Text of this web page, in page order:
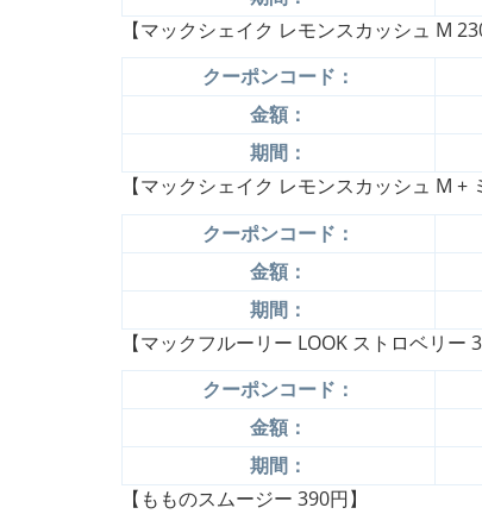
【マックシェイク レモンスカッシュ M
クーポンコード：
金額：
期間：
【マックシェイク レモンスカッシュ M +
クーポンコード：
金額：
期間：
【マックフルーリー LOOK ストロベリー
クーポンコード：
金額：
期間：
【もものスムージー 390円】